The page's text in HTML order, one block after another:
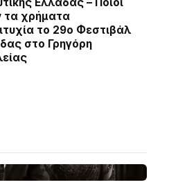
τα χρήματα
το 29ο Φεστιβάλ
στο Γρηγόρη